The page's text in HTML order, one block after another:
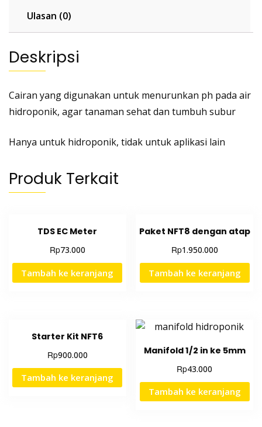
Ulasan (0)
Deskripsi
Cairan yang digunakan untuk menurunkan ph pada air
hidroponik, agar tanaman sehat dan tumbuh subur
Hanya untuk hidroponik, tidak untuk aplikasi lain
Produk Terkait
TDS EC Meter
Rp73.000
Tambah ke keranjang
Paket NFT8 dengan atap
Rp1.950.000
Tambah ke keranjang
Starter Kit NFT6
Rp900.000
Tambah ke keranjang
Manifold 1/2 in ke 5mm
Rp43.000
Tambah ke keranjang